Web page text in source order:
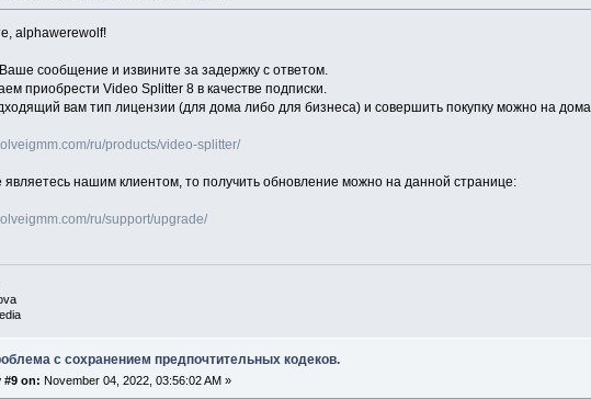
alphawerewolf!
сообщение и извините за задержку с ответом.
приобрести Video Splitter 8 в качестве подписки.
вам тип лицензии (для дома либо для бизнеса) и совершить покупку можно на
ru/products/video-splitter/
нашим клиентом, то получить обновление можно на данной странице:
ru/support/upgrade/
с сохранением предпочтительных кодеков.
#9 on: November 04, 2022, 03:56:02 AM »